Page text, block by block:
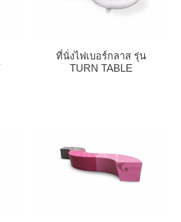
ที่นั่งไฟเบอร์กลาส รุ่น
TURN TABLE